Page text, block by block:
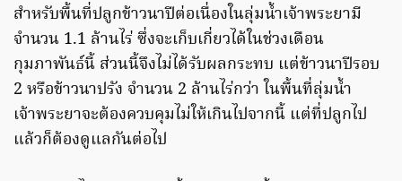
สำหรับพื้นที่ปลูกข้าวนาปีต่อเนื่องในลุ่มน้ำเจ้าพระยามี
จำนวน 1.1 ล้านไร่ ซึ่งจะเก็บเกี่ยวได้ในช่วงเดือน
กุมภาพันธ์นี้ ส่วนนี้จึงไม่ได้รับผลกระทบ แต่ข้าวนาปีรอบ
2 หรือข้าวนาปรัง จำนวน 2 ล้านไร่กว่า ในพื้นที่ลุ่มน้ำ
เจ้าพระยาจะต้องควบคุมไม่ให้เกินไปจากนี้ แต่ที่ปลูกไป
แล้วก็ต้องดูแลกันต่อไป